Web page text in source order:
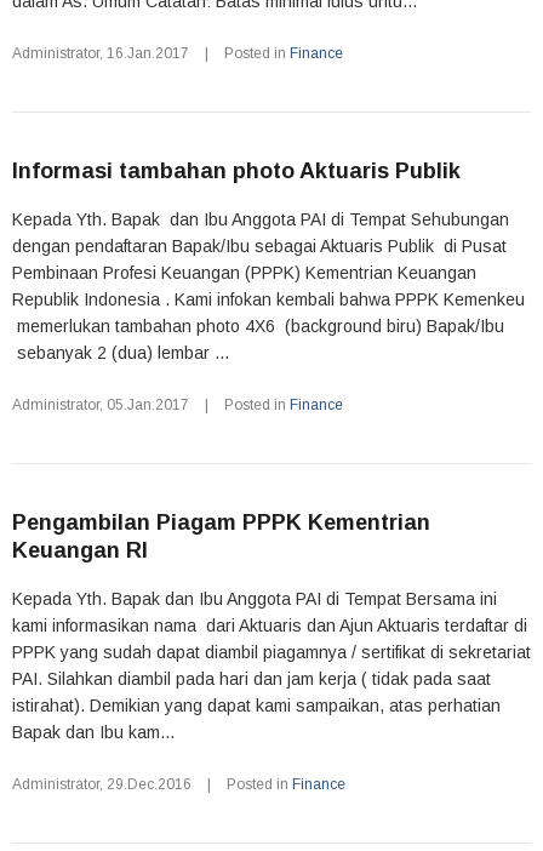
Administrator, 16.Jan.2017 Posted in Finance
Informasi tambahan photo Aktuaris Publik
Kepada Yth. Bapak dan Ibu Anggota PAI di Tempat Sehubungan
dengan pendaftaran Bapak/Ibu sebagai Aktuaris Publik di Pusat
Pembinaan Profesi Keuangan (PPPK) Kementrian Keuangan
Republik Indonesia . Kami infokan kembali bahwa PPPK Kemenkeu
memerlukan tambahan photo 4X6 (background biru) Bapak/Ibu
sebanyak 2 (dua) lembar ...
Administrator, 05.Jan.2017 Posted in Finance
Pengambilan Piagam PPPK Kementrian
Keuangan RI
Kepada Yth. Bapak dan Ibu Anggota PAI di Tempat Bersama ini
kami informasikan nama dari Aktuaris dan Ajun Aktuaris terdaftar di
PPPK yang sudah dapat diambil piagamnya / sertifikat di sekretariat
PAI. Silahkan diambil pada hari dan jam kerja ( tidak pada saat
istirahat). Demikian yang dapat kami sampaikan, atas perhatian
Bapak dan Ibu kam...
Administrator, 29.Dec.2016 Posted in Finance